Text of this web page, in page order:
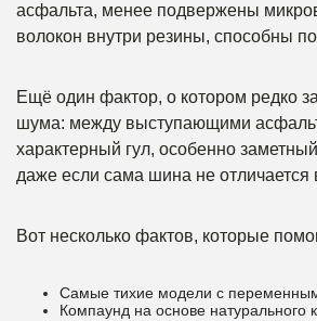
асфальта, менее подвержены
волокон внутри резины, способны
Ещё один фактор, о котором редко
шума: между выступающими
характерный гул, особенно
даже если сама шина не отличается
Вот несколько фактов, которые
Самые тихие модели с
Компаунд на основе натурального